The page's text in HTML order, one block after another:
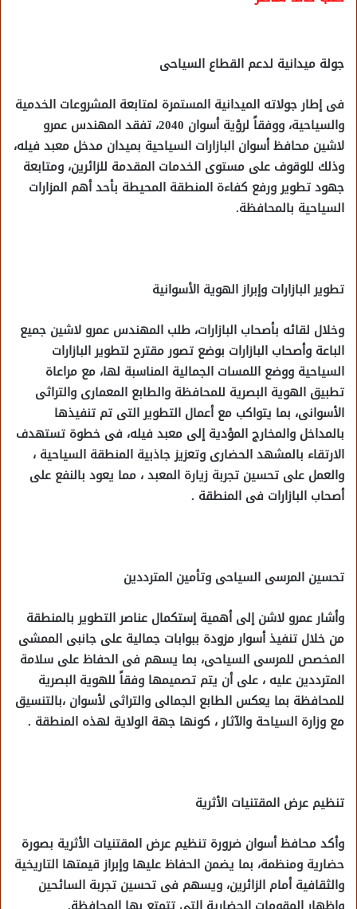
جولة ميدانية لدعم القطاع السياحى
فى إطار جولاته الميدانية المستمرة لمتابعة المشروعات الخدمية
والسياحية، ووفقاً لرؤية أسوان 2040، تفقد المهندس عمرو
لاشين محافظ أسوان البازارات السياحية بميدان مدخل معبد فيله،
وذلك للوقوف على مستوى الخدمات المقدمة للزائرين، ومتابعة
جهود تطوير ورفع كفاءة المنطقة المحيطة بأحد أهم المزارات
السياحية بالمحافظة.
تطوير البازارات وإبراز الهوية الأسوانية
وخلال لقائه بأصحاب البازارات، طلب المهندس عمرو لاشين جميع
الباعة وأصحاب البازارات بوضع تصور مقترح لتطوير البازارات
السياحية ووضع اللمسات الجمالية المناسبة لها، مع مراعاة
تطبيق الهوية البصرية للمحافظة والطابع المعمارى والتراثى
الأسوانى، بما يتواكب مع أعمال التطوير التى تم تنفيذها
بالمداخل والمخارج المؤدية إلى معبد فيله، فى خطوة تستهدف
الارتقاء بالمشهد الحضارى وتعزيز جاذبية المنطقة السياحية ،
والعمل على تحسين تجربة زيارة المعبد ، مما يعود بالنفع على
أصحاب البازارات فى المنطقة .
تحسين المرسى السياحى وتأمين المترددين
وأشار عمرو لاشن إلى أهمية إستكمال عناصر التطوير بالمنطقة
من خلال تنفيذ أسوار مزودة ببوابات جمالية على جانبى الممشى
المخصص للمرسى السياحى، بما يسهم فى الحفاظ على سلامة
المترددين عليه ، على أن يتم تصميمها وفقاً للهوية البصرية
للمحافظة بما يعكس الطابع الجمالى والتراثى لأسوان ،بالتنسيق
مع وزارة السياحة والآثار ، كونها جهة الولاية لهذه المنطقة .
تنظيم عرض المقتنيات الأثرية
وأكد محافظ أسوان ضرورة تنظيم عرض المقتنيات الأثرية بصورة
حضارية ومنظمة، بما يضمن الحفاظ عليها وإبراز قيمتها التاريخية
والثقافية أمام الزائرين، ويسهم فى تحسين تجربة السائحين